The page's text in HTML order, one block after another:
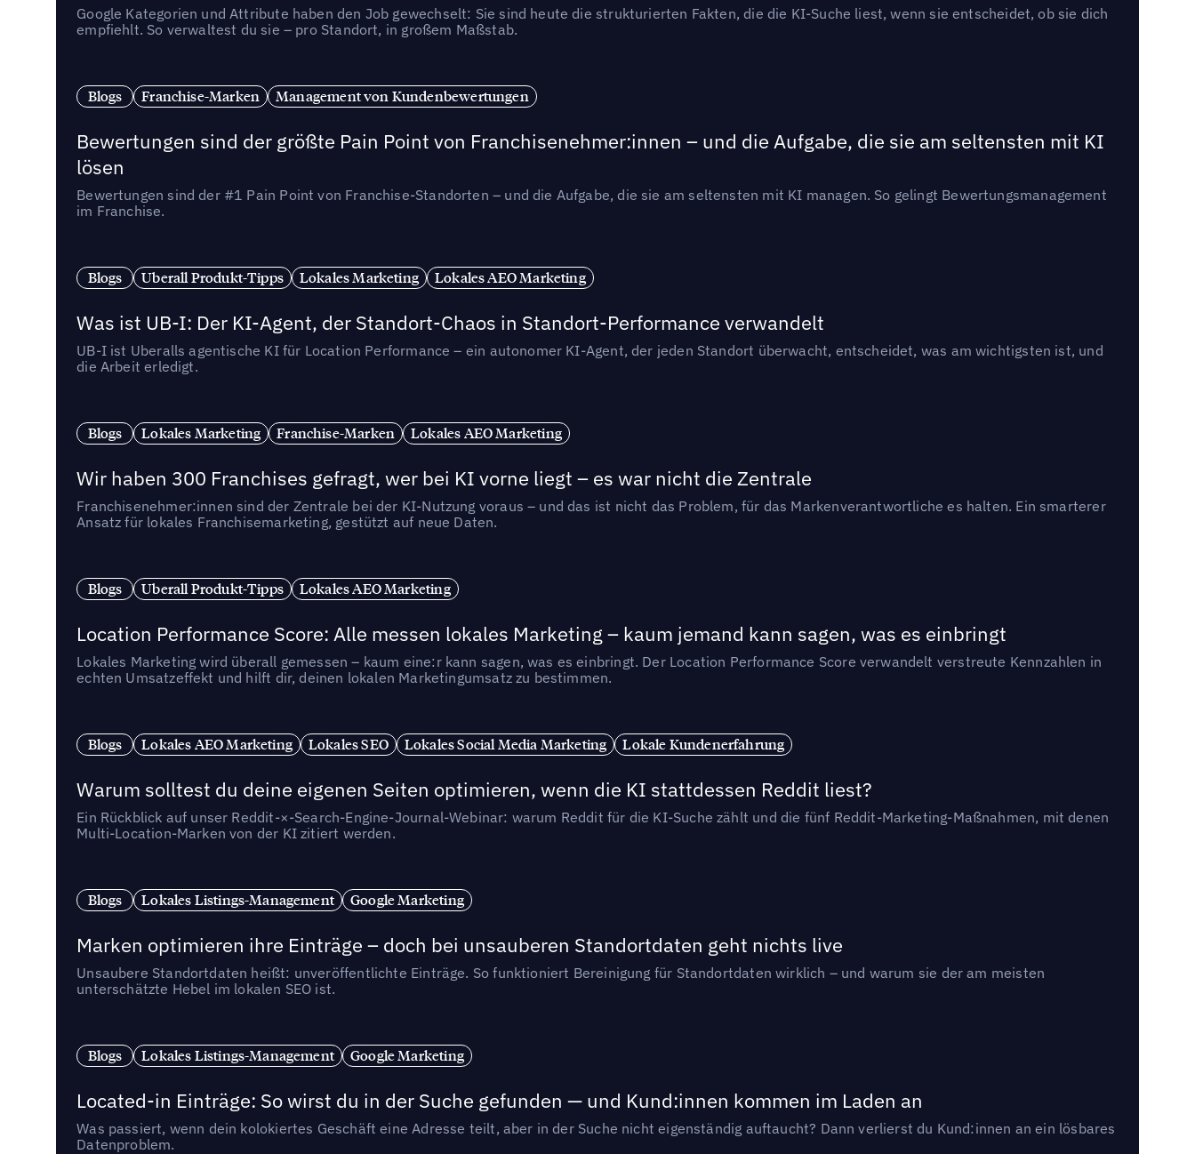
Google Kategorien und Attribute haben den Job gewechselt: Sie sind heute die strukturierten Fakten, die die KI-Suche liest, wenn sie entscheidet, ob sie dich
empfiehlt. So verwaltest du sie – pro Standort, in großem Maßstab.
Blogs Franchise-Marken Management von Kundenbewertungen
Bewertungen sind der größte Pain Point von Franchisenehmer:innen – und die Aufgabe, die sie am seltensten mit KI
lösen
Bewertungen sind der #1 Pain Point von Franchise-Standorten – und die Aufgabe, die sie am seltensten mit KI managen. So gelingt Bewertungsmanagement
im Franchise.
Blogs Uberall Produkt-Tipps Lokales Marketing Lokales AEO Marketing
Was ist UB-I: Der KI-Agent, der Standort-Chaos in Standort-Performance verwandelt
UB-I ist Uberalls agentische KI für Location Performance – ein autonomer KI-Agent, der jeden Standort überwacht, entscheidet, was am wichtigsten ist, und
die Arbeit erledigt.
Blogs Lokales Marketing Franchise-Marken Lokales AEO Marketing
Wir haben 300 Franchises gefragt, wer bei KI vorne liegt – es war nicht die Zentrale
Franchisenehmer:innen sind der Zentrale bei der KI-Nutzung voraus – und das ist nicht das Problem, für das Markenverantwortliche es halten. Ein smarterer
Ansatz für lokales Franchisemarketing, gestützt auf neue Daten.
Blogs Uberall Produkt-Tipps Lokales AEO Marketing
Location Performance Score: Alle messen lokales Marketing – kaum jemand kann sagen, was es einbringt
Lokales Marketing wird überall gemessen – kaum eine:r kann sagen, was es einbringt. Der Location Performance Score verwandelt verstreute Kennzahlen in
echten Umsatzeffekt und hilft dir, deinen lokalen Marketingumsatz zu bestimmen.
Blogs Lokales AEO Marketing Lokales SEO Lokales Social Media Marketing Lokale Kundenerfahrung
Warum solltest du deine eigenen Seiten optimieren, wenn die KI stattdessen Reddit liest?
Ein Rückblick auf unser Reddit-×-Search-Engine-Journal-Webinar: warum Reddit für die KI-Suche zählt und die fünf Reddit-Marketing-Maßnahmen, mit denen
Multi-Location-Marken von der KI zitiert werden.
Blogs Lokales Listings-Management Google Marketing
Marken optimieren ihre Einträge – doch bei unsauberen Standortdaten geht nichts live
Unsaubere Standortdaten heißt: unveröffentlichte Einträge. So funktioniert Bereinigung für Standortdaten wirklich – und warum sie der am meisten
unterschätzte Hebel im lokalen SEO ist.
Blogs Lokales Listings-Management Google Marketing
Located-in Einträge: So wirst du in der Suche gefunden — und Kund:innen kommen im Laden an
Was passiert, wenn dein kolokiertes Geschäft eine Adresse teilt, aber in der Suche nicht eigenständig auftaucht? Dann verlierst du Kund:innen an ein lösbares
Datenproblem.